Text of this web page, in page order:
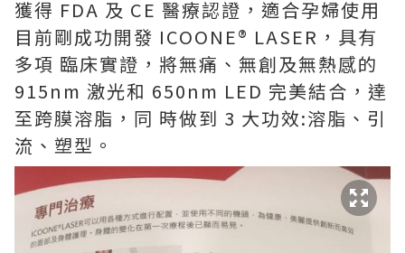
獲得 FDA 及 CE 醫療認證，適合孕婦使用
目前剛成功開發 ICOONE® LASER，具有
多項 臨床實證，將無痛、無創及無熱感的
915nm 激光和 650nm LED 完美結合，達
至跨膜溶脂，同 時做到 3 大功效:溶脂、引
流、塑型。